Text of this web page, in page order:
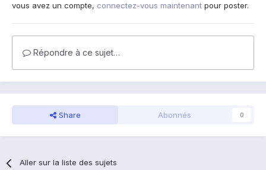
vous avez un compte, connectez-vous maintenant pour poster.
Répondre à ce sujet…
Share Abonnés 0
Aller sur la liste des sujets